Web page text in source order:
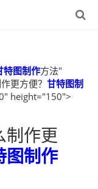
特图制作方法"
更方便？ 甘特图制
height="150">
制作更
图制作